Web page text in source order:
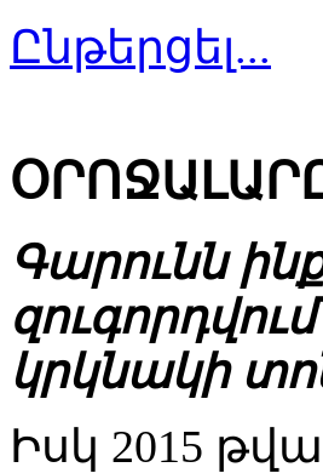
Ընթերցել...
Գարունն
կրկնակի
Իսկ 2015